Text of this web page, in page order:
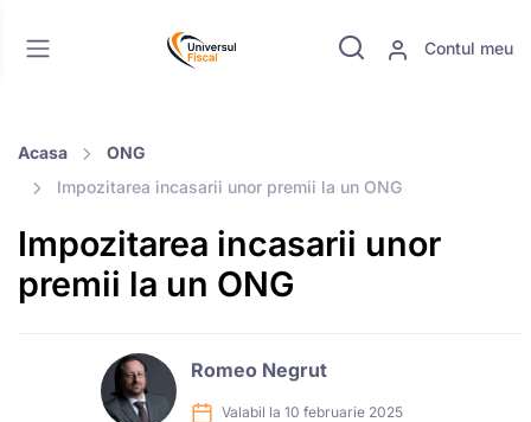
Contul meu
Acasa
ONG
Impozitarea incasarii unor premii la un ONG
Impozitarea incasarii unor
premii la un ONG
Romeo Negrut
Valabil la 10 februarie 2025